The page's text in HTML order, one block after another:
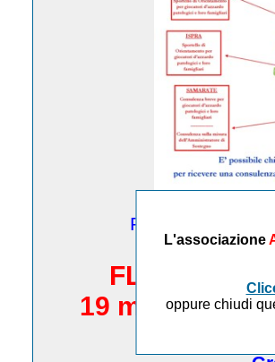
L'associazione
oppure chiudi
Puoi vedere
FLASH
19 maggio